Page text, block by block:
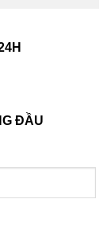
ĐẦU